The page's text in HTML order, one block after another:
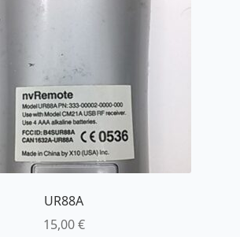
UR88A
15,00€